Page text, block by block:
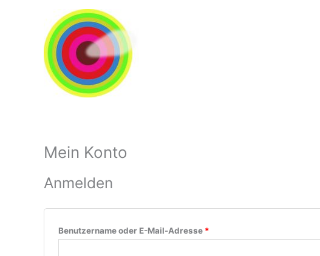
Mein Konto
Anmelden
Benutzername oder E-Mail-Adresse *
Erforderlich